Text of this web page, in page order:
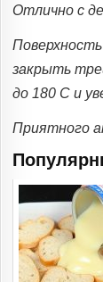
Отлично с
закрыть
до 180 С и
Приятного